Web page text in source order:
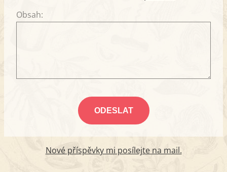
Obsah:
Nové příspěvky mi posílejte na mail.